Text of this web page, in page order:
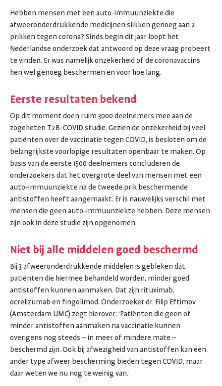
Hebben mensen met een auto-immuunziekte die
afweeronderdrukkende medicijnen slikken genoeg aan 2
prikken tegen corona? Sinds begin dit jaar loopt het
Nederlandse onderzoek dat antwoord op deze vraag probeert
te vinden. Er was namelijk onzekerheid of de coronavaccins
hen wel genoeg beschermen en voor hoe lang.
Eerste resultaten bekend
Op dit moment doen ruim 3000 deelnemers mee aan de
zogeheten T2B-COVID studie. Gezien de onzekerheid bij veel
patiënten over de vaccinatie tegen COVID, is besloten om de
belangrijkste voorlopige resultaten openbaar te maken. Op
basis van de eerste 1500 deelnemers concluderen de
onderzoekers dat het overgrote deel van mensen met een
auto-immuunziekte na de tweede prik beschermende
antistoffen heeft aangemaakt. Er is nauwelijks verschil met
mensen die geen auto-immuunziekte hebben. Deze mensen
zijn ook in deze studie zijn opgenomen.
Niet bij alle middelen goed beschermd
Bij 3 afweeronderdrukkende middelen is gebleken dat
patiënten die hiermee behandeld worden, minder goed
antistoffen kunnen aanmaken. Dat zijn rituximab,
ocrelizumab en fingolimod. Onderzoeker dr. Filip Eftimov
(Amsterdam UMC) zegt hierover: ‘Patiënten die geen of
minder antistoffen aanmaken na vaccinatie kunnen
overigens nog steeds – in meer of mindere mate –
beschermd zijn. Ook bij afwezigheid van antistoffen kan een
ander type afweer bescherming bieden tegen COVID, maar
daar weten we nu nog te weinig van.’